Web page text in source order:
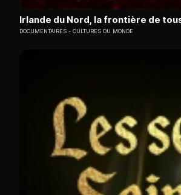
Irlande du Nord, la frontière de
DOCUMENTAIRES CULTURES DU MONDE